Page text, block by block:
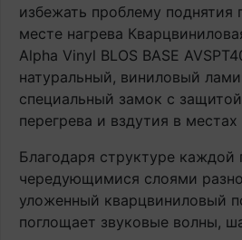
избежать проблему поднятия
месте нагрева
Alpha Vinyl BLOS BASE
натуральный, виниловый
специальный замок с защитой
перегрева и вздутия в
Благодаря структуре каждой
чередующимися слоями
уложенный кварцвиниловый
поглощает звуковые волны,